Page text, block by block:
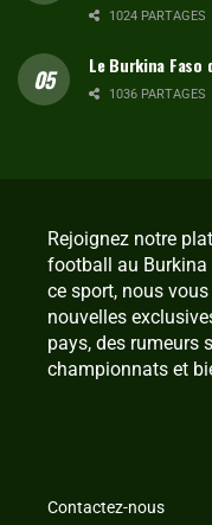
1024 PARTAGES
Le Burkina
1036 PARTAGES
Rejoignez notre
football au Burkina
ce sport, nous
nouvelles
pays, des rumeurs
championnats et
Contactez-nous